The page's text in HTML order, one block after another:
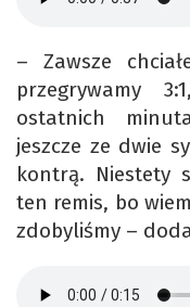
– Zawsze
przegrywamy
ostatnich
jeszcze ze dwie
kontrą. Niestety
ten remis, bo
zdobyliśmy –